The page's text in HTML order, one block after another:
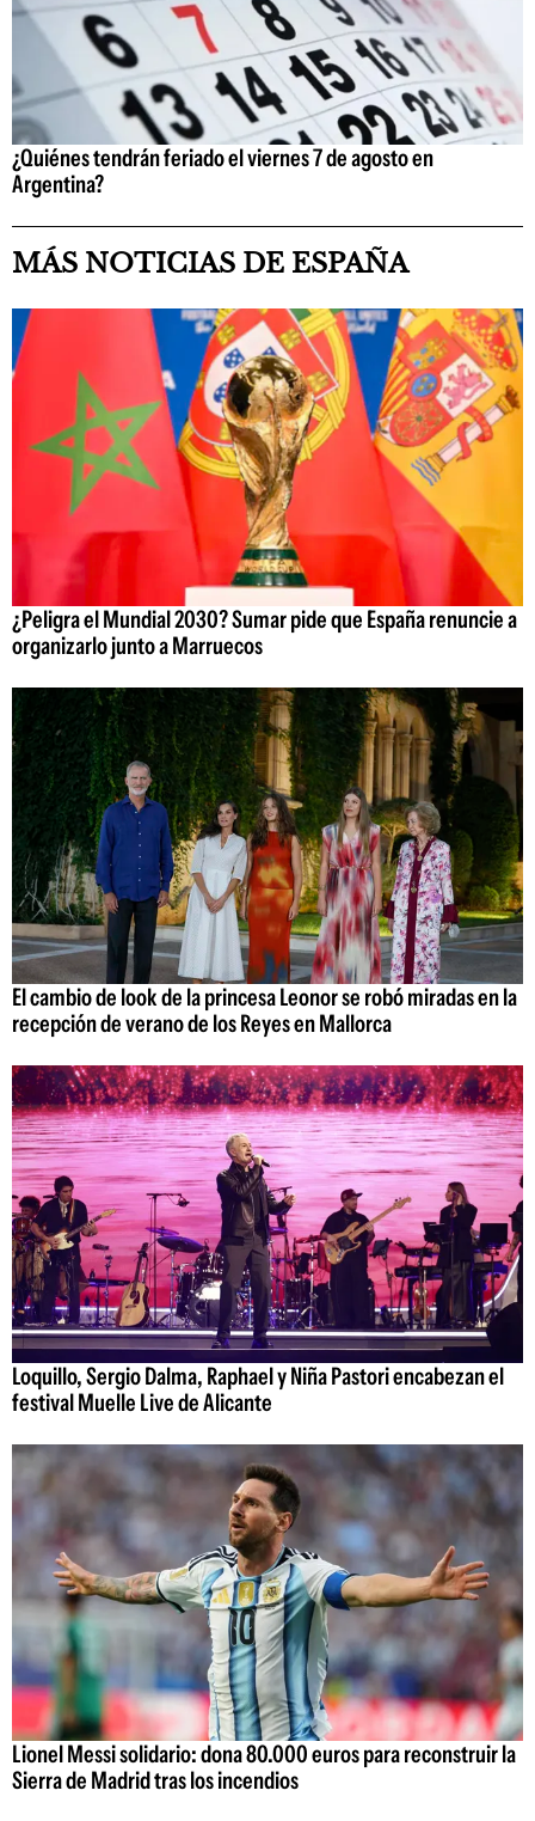
¿Quiénes tendrán feriado el viernes 7 de agosto en
Argentina?
MÁS NOTICIAS DE ESPAÑA
¿Peligra el Mundial 2030? Sumar pide que España renuncie a
organizarlo junto a Marruecos
El cambio de look de la princesa Leonor se robó miradas en la
recepción de verano de los Reyes en Mallorca
Loquillo, Sergio Dalma, Raphael y Niña Pastori encabezan el
festival Muelle Live de Alicante
Lionel Messi solidario: dona 80.000 euros para reconstruir la
Sierra de Madrid tras los incendios